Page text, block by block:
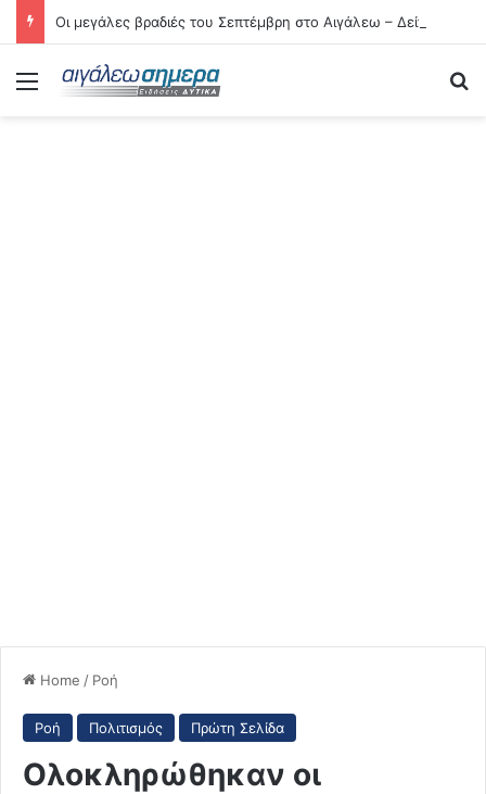
Menu
Home / Ροή
Ροή Πολιτισμός Πρώτη Σελίδα
Ολοκληρώθηκαν οι